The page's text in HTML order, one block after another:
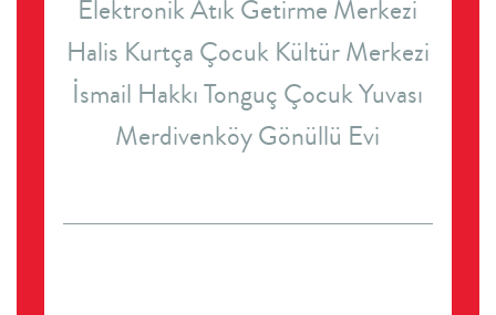
Elektronik Atık Getirme Merkezi
Halis Kurtça Çocuk Kültür Merkezi
İsmail Hakkı Tonguç Çocuk Yuvası
Merdivenköy Gönüllü Evi